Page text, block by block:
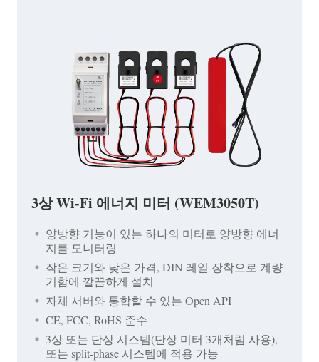
3상 Wi-Fi 에너지 미터 (WEM3050T)
양방향 기능이 있는 하나의 미터로 양방향 에너
지를 모니터링
작은 크기와 낮은 가격, DIN 레일 장착으로 계량
기함에 깔끔하게 설치
자체 서버와 통합할 수 있는 Open API
CE, FCC, RoHS 준수
3상 또는 단상 시스템(단상 미터 3개처럼 사용),
또는 split-phase 시스템에 적용 가능